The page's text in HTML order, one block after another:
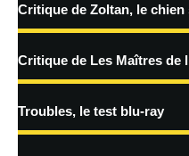
Critique de Zoltan, le
Critique de Les Maîtres de
Troubles, le test blu-ray